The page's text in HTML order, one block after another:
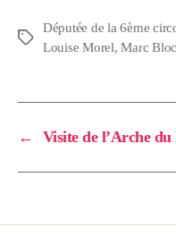
Députée de la 6ème
Louise Morel,Marc
← Visite de l’Arche du